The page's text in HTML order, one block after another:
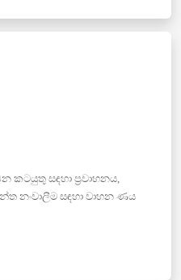
කටයුතු සඳහා ප්‍රවාහනය,
නංවාලීම සඳහා වාහන ණය